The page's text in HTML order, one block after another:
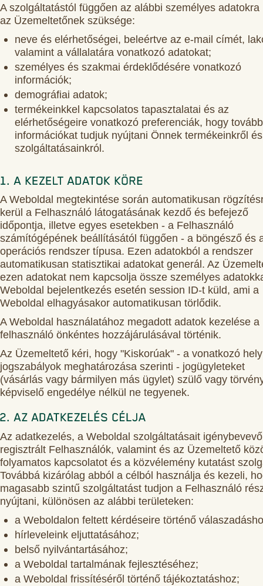
A szolgáltatástól függően az alábbi személyes adatokra
az Üzemeltetőnek szüksége:
neve és elérhetőségei, beleértve az e-mail címét,
valamint a vállalatára vonatkozó adatokat;
személyes és szakmai érdeklődésére vonatkozó
információk;
demográfiai adatok;
termékeinkkel kapcsolatos tapasztalatai és az
elérhetőségeire vonatkozó preferenciák, hogy
információkat tudjuk nyújtani Önnek termékeinkről és
szolgáltatásainkról.
A Weboldal megtekintése során automatikusan
kerül a Felhasználó látogatásának kezdő és befejező
időpontja, illetve egyes esetekben - a Felhasználó
számítógépének beállításától függően - a böngésző és
operációs rendszer típusa. Ezen adatokból a rendszer
automatikusan statisztikai adatokat generál. Az
ezen adatokat nem kapcsolja össze személyes
Weboldal bejelentkezés esetén session ID-t küld, ami a
Weboldal elhagyásakor automatikusan törlődik.
A Weboldal használatához megadott adatok kezelése a
felhasználó önkéntes hozzájárulásával történik.
Az Üzemeltető kéri, hogy "Kiskorúak" - a vonatkozó
jogszabályok meghatározása szerinti - jogügyleteket
(vásárlás vagy bármilyen más ügylet) szülő vagy
képviselő engedélye nélkül ne tegyenek.
Az adatkezelés, a Weboldal szolgáltatásait igénybevevő
regisztrált Felhasználók, valamint és az Üzemeltető
folyamatos kapcsolatot és a közvélemény kutatást
Továbbá kizárólag abból a célból használja és kezeli,
magasabb szintű szolgáltatást tudjon a Felhasználó
nyújtani, különösen az alábbi területeken:
a Weboldalon feltett kérdéseire történő
hírleveleink eljuttatásához;
belső nyilvántartásához;
a Weboldal tartalmának fejlesztéséhez;
a Weboldal frissítéséről történő tájékoztatáshoz;